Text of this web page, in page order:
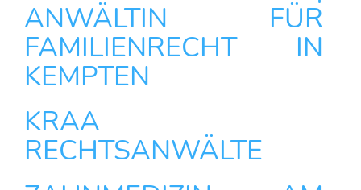
ANWÄLTIN FÜR
FAMILIENRECHT IN
KEMPTEN
KRAA
RECHTSANWÄLTE